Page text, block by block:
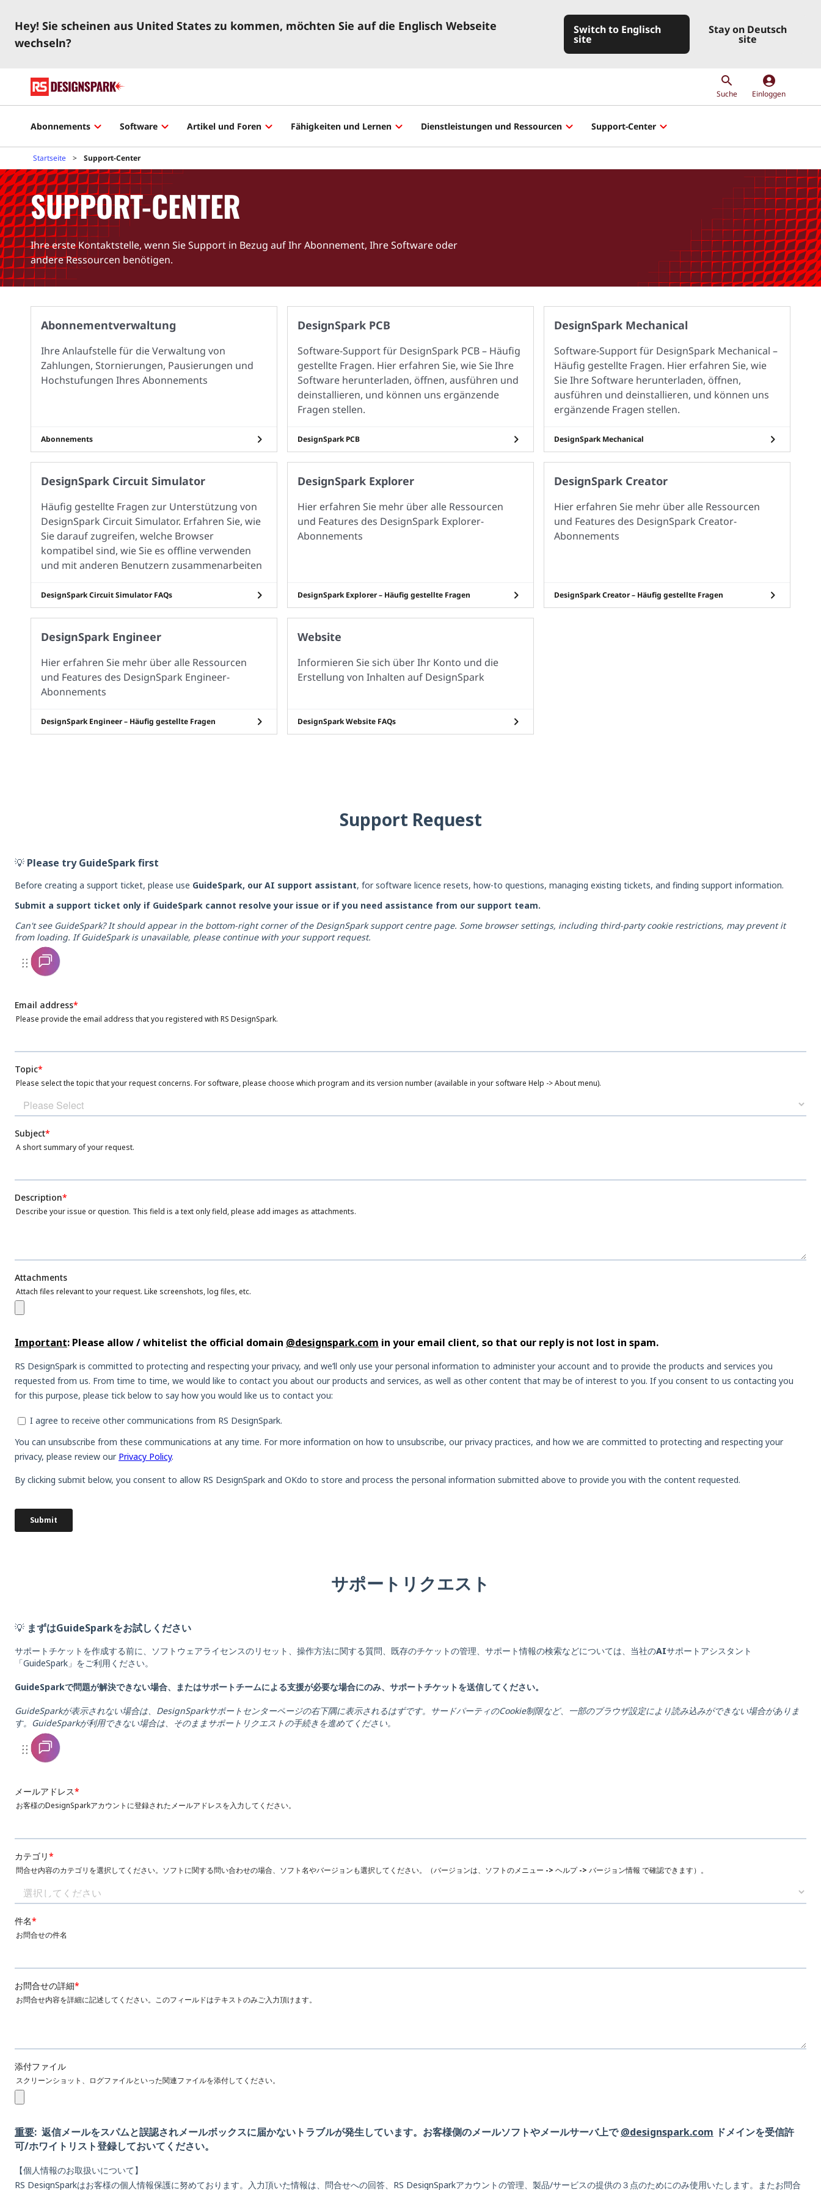
Hey! Sie scheinen aus United States zu kommen, möchten Sie auf die Englisch Webseite
wechseln?
Switch to Englisch
site
Stay on Deutsch
site
Suche
account_circle
Einloggen
Abonnements Software Artikel und Foren Fähigkeiten und Lernen Dienstleistungen und Ressourcen Support-Center
Startseite Support-Center
SUPPORT-CENTER
Ihre erste Kontaktstelle, wenn Sie Support in Bezug auf Ihr Abonnement, Ihre Software oder
andere Ressourcen benötigen.
Abonnementverwaltung
Ihre Anlaufstelle für die Verwaltung von
Zahlungen, Stornierungen, Pausierungen und
Hochstufungen Ihres Abonnements
Abonnements
DesignSpark PCB
Software-Support für DesignSpark PCB – Häufig
gestellte Fragen. Hier erfahren Sie, wie Sie Ihre
Software herunterladen, öffnen, ausführen und
deinstallieren, und können uns ergänzende
Fragen stellen.
DesignSpark PCB
DesignSpark Mechanical
Software-Support für DesignSpark Mechanical –
Häufig gestellte Fragen. Hier erfahren Sie, wie
Sie Ihre Software herunterladen, öffnen,
ausführen und deinstallieren, und können uns
ergänzende Fragen stellen.
DesignSpark Mechanical
DesignSpark Circuit Simulator
Häufig gestellte Fragen zur Unterstützung von
DesignSpark Circuit Simulator. Erfahren Sie, wie
Sie darauf zugreifen, welche Browser
kompatibel sind, wie Sie es offline verwenden
und mit anderen Benutzern zusammenarbeiten
DesignSpark Circuit Simulator FAQs
DesignSpark Explorer
Hier erfahren Sie mehr über alle Ressourcen
und Features des DesignSpark Explorer-
Abonnements
DesignSpark Explorer – Häufig gestellte Fragen
DesignSpark Creator
Hier erfahren Sie mehr über alle Ressourcen
und Features des DesignSpark Creator-
Abonnements
DesignSpark Creator – Häufig gestellte Fragen
DesignSpark Engineer
Hier erfahren Sie mehr über alle Ressourcen
und Features des DesignSpark Engineer-
Abonnements
DesignSpark Engineer – Häufig gestellte Fragen
Website
Informieren Sie sich über Ihr Konto und die
Erstellung von Inhalten auf DesignSpark
DesignSpark Website FAQs